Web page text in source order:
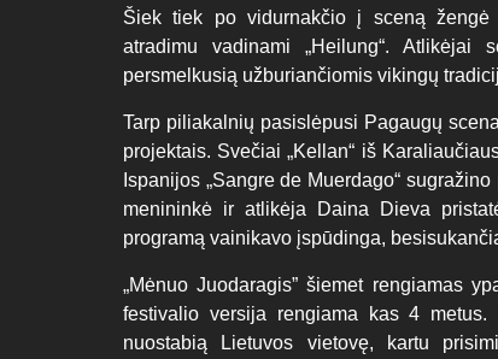
Šiek tiek po vidurnakčio į sceną žengė
atradimu vadinami „Heilung“. Atlikėjai
persmelkusią užburiančiomis vikingų
Tarp piliakalnių pasislėpusi Pagaugų
projektais. Svečiai „Kellan“ iš
Ispanijos „Sangre de Muerdago“
menininkė ir atlikėja Daina Dieva
programą vainikavo įspūdinga,
„Mėnuo Juodaragis” šiemet rengiamas
festivalio versija rengiama kas 4 metus.
nuostabią Lietuvos vietovę, kartu